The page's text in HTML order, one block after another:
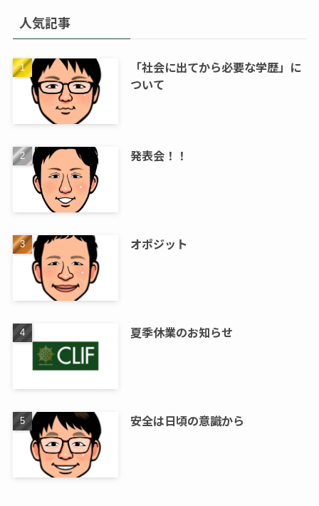
人気記事
「社会に出てから必要な学歴」に
ついて
発表会！！
オポジット
夏季休業のお知らせ
安全は日頃の意識から